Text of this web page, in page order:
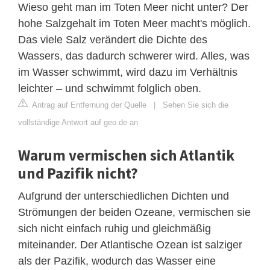
Wieso geht man im Toten Meer nicht unter? Der
hohe Salzgehalt im Toten Meer macht's möglich.
Das viele Salz verändert die Dichte des
Wassers, das dadurch schwerer wird. Alles, was
im Wasser schwimmt, wird dazu im Verhältnis
leichter – und schwimmt folglich oben.
Antrag auf Entfernung der Quelle | Sehen Sie sich die
vollständige Antwort auf geo.de an
Warum vermischen sich Atlantik
und Pazifik nicht?
Aufgrund der unterschiedlichen Dichten und
Strömungen der beiden Ozeane, vermischen sie
sich nicht einfach ruhig und gleichmäßig
miteinander. Der Atlantische Ozean ist salziger
als der Pazifik, wodurch das Wasser eine